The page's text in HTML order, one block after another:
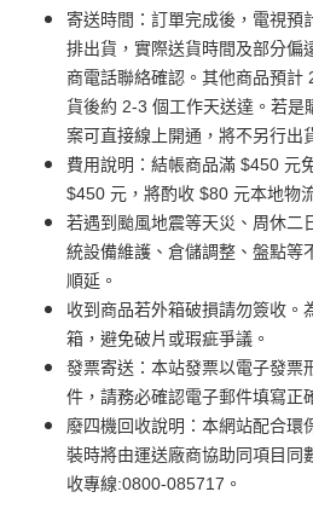
寄送時間：訂單完成後，電視預
排出貨，實際送貨時間及部分偏
商電話聯絡確認。其他商品預計
貨後約 2-3 個工作天送達。若是
案可直接線上開通，將不另行出
費用說明：結帳商品滿 $450 元
$450 元，將酌收 $80 元本地物
若遇到颱風地震等天災、周休二
統設備維護、倉儲調整、盤點等
順延。
收到商品若外箱破損請勿簽收。
箱，避免破片或瑕疵爭議。
發票寄送：本站發票以電子發票
件，請務必確認電子郵件填寫正
廢四機回收說明：本網站配合環
裝時將由運送廠商協助同項目同
收專線:0800-085717。